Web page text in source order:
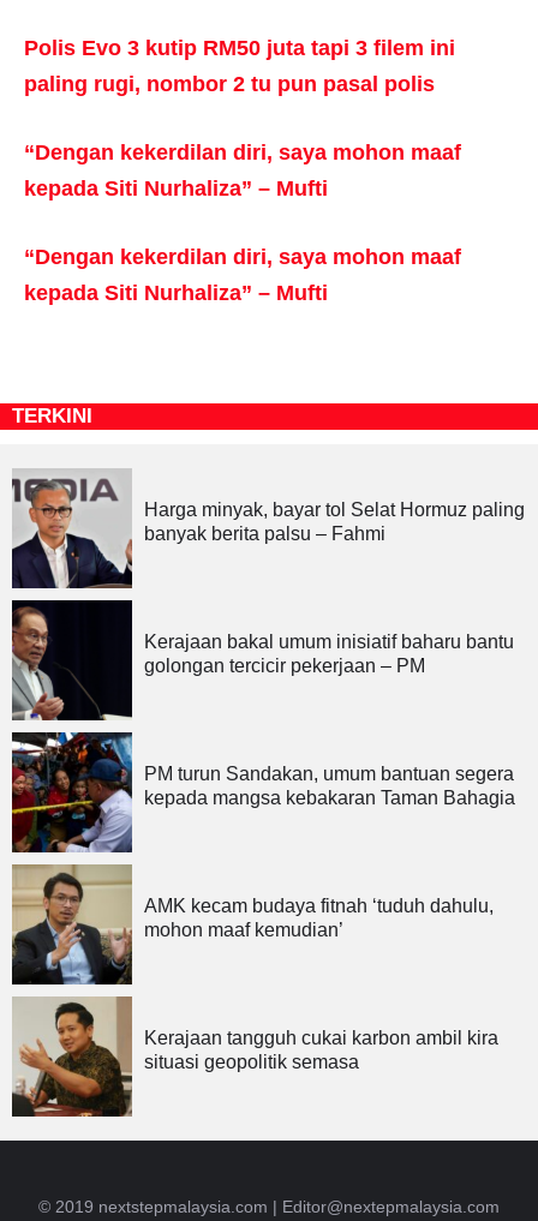
Polis Evo 3 kutip RM50 juta tapi 3 filem ini
paling rugi, nombor 2 tu pun pasal polis
“Dengan kekerdilan diri, saya mohon maaf
kepada Siti Nurhaliza” – Mufti
“Dengan kekerdilan diri, saya mohon maaf
kepada Siti Nurhaliza” – Mufti
TERKINI
Harga minyak, bayar tol Selat Hormuz paling
banyak berita palsu – Fahmi
Kerajaan bakal umum inisiatif baharu bantu
golongan tercicir pekerjaan – PM
PM turun Sandakan, umum bantuan segera
kepada mangsa kebakaran Taman Bahagia
AMK kecam budaya fitnah ‘tuduh dahulu,
mohon maaf kemudian’
Kerajaan tangguh cukai karbon ambil kira
situasi geopolitik semasa
© 2019 nextstepmalaysia.com | Editor@nextepmalaysia.com